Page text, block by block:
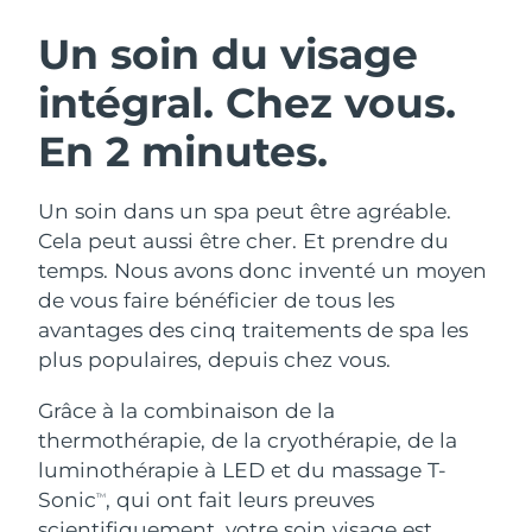
Un soin du visage
intégral. Chez vous.
En 2 minutes.
Un soin dans un spa peut être agréable.
Cela peut aussi être cher. Et prendre du
temps. Nous avons donc inventé un moyen
de vous faire bénéficier de tous les
avantages des cinq traitements de spa les
plus populaires, depuis chez vous.
Grâce à la combinaison de la
thermothérapie, de la cryothérapie, de la
luminothérapie à LED et du massage T-
SonicTM, qui ont fait leurs preuves
Nettoyage du visage
Anti-aging massage
LUNA™ 4 Plus
Massage, LED heating
LUNA™ 4 Men
For men, anti-aging massage
Lifting
Microcurrent toning
BEAR™ 2 go
Microcurrent toning on-the-go
BEAR™ 2 eyes & lips
Microcurrent line smoothing device
Hydratation
UFO™ 3 coffret
Deep facial hydration
UFO™ 3 LED
Near-infrared and red light therapy
device
Soin bucco-dentaire
issa™ 4
Hybrid silicone sonic toothbrush
issa™ 4 plus
Smart hybrid silicone sonic toothbrush
FAQ™ TRAITEMENT ANTI-ÂGE
Anti-âge Traitements LED
NEW
Autriche Livraison estimée
Bahreïn Livraison estimée8/11/26
Belgique Livraison estimée
Bermudes Livraison estimée8/16/26
Bosnie-Herzégovine Livraison estimée
Bulgarie Livraison estimée
Canada Livraison estimée 8/14/26
Chili Livraison estimée